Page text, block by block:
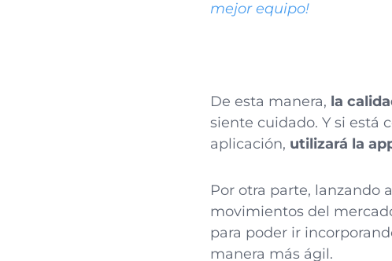
mejor equipo!
De esta manera, la
siente cuidado. Y si está
aplicación, utilizará la
Por otra parte, lanzando
movimientos del
para poder ir
manera más ágil.